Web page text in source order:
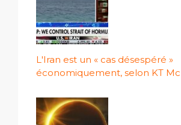
L'Iran est un « cas désespéré »
économiquement, selon KT